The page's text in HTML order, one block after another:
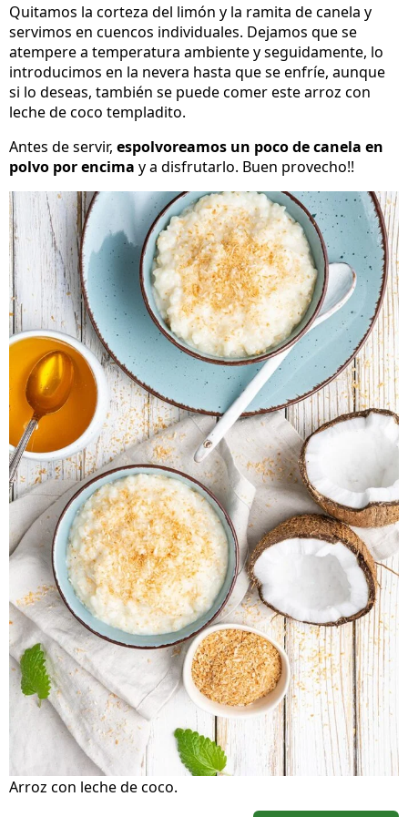
Quitamos la corteza del limón y la ramita de canela y
servimos en cuencos individuales. Dejamos que se
atempere a temperatura ambiente y seguidamente, lo
introducimos en la nevera hasta que se enfríe, aunque
si lo deseas, también se puede comer este arroz con
leche de coco templadito.
Antes de servir, espolvoreamos un poco de canela en
polvo por encima y a disfrutarlo. Buen provecho!!
Arroz con leche de coco.